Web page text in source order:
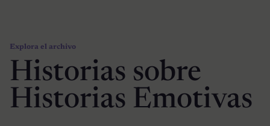
Explora el archivo
Historias sobre
Historias Emotivas